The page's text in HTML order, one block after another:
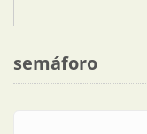
semáforo